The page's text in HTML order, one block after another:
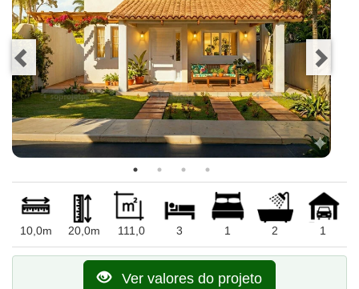
10,0m 20,0m 111,0 3 1 2 1
Ver valores do projeto